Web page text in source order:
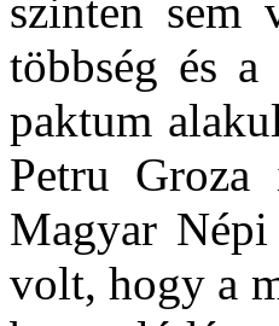
szinten sem
többség és a
paktum
Petru Groza
Magyar
volt, hogy a